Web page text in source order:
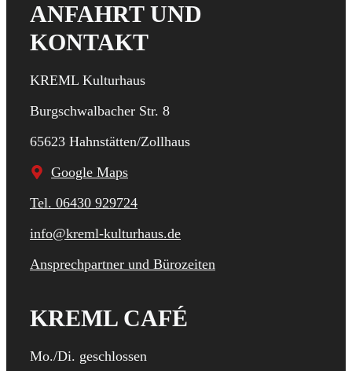
ANFAHRT UND
KONTAKT
KREML Kulturhaus
Burgschwalbacher Str. 8
65623 Hahnstätten/Zollhaus
Google Maps
Tel. 06430 929724
info@kreml-kulturhaus.de
Ansprechpartner und Bürozeiten
KREML CAFÉ
Mo./Di. geschlossen